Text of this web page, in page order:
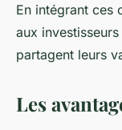
En intégrant ces
aux
partagent leurs
Les